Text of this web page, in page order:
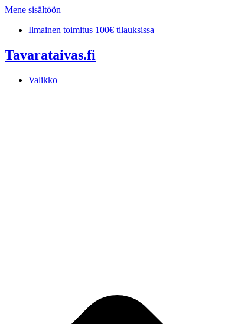
Mene sisältöön
Ilmainen toimitus 100€ tilauksissa
Tavarataivas.fi
Valikko